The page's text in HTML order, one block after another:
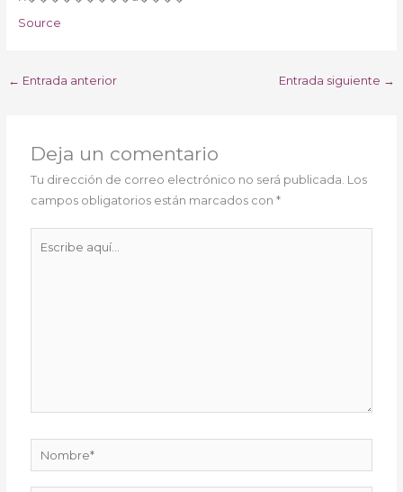
Source
← Entrada anterior Entrada siguiente →
Deja un comentario
Tu dirección de correo electrónico no será publicada. Los
campos obligatorios están marcados con*
Nombre*